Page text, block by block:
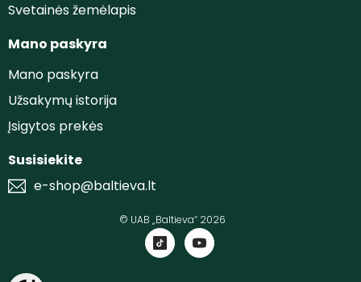
Svetainės žemėlapis
Mano paskyra
Mano paskyra
Užsakymų istorija
Įsigytos prekės
Susisiekite
e-shop@baltieva.lt
© UAB „Baltieva“ 2026